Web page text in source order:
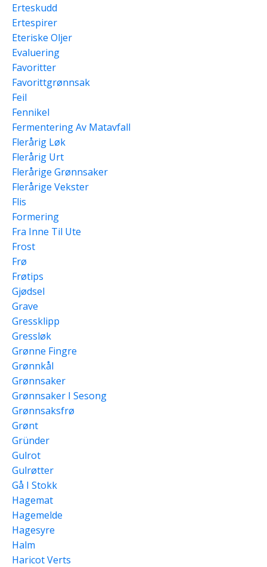
Erteskudd
Ertespirer
Eteriske Oljer
Evaluering
Favoritter
Favorittgrønnsak
Feil
Fennikel
Fermentering Av Matavfall
Flerårig Løk
Flerårig Urt
Flerårige Grønnsaker
Flerårige Vekster
Flis
Formering
Fra Inne Til Ute
Frost
Frø
Frøtips
Gjødsel
Grave
Gressklipp
Gressløk
Grønne Fingre
Grønnkål
Grønnsaker
Grønnsaker I Sesong
Grønnsaksfrø
Grønt
Gründer
Gulrot
Gulrøtter
Gå I Stokk
Hagemat
Hagemelde
Hagesyre
Halm
Haricot Verts